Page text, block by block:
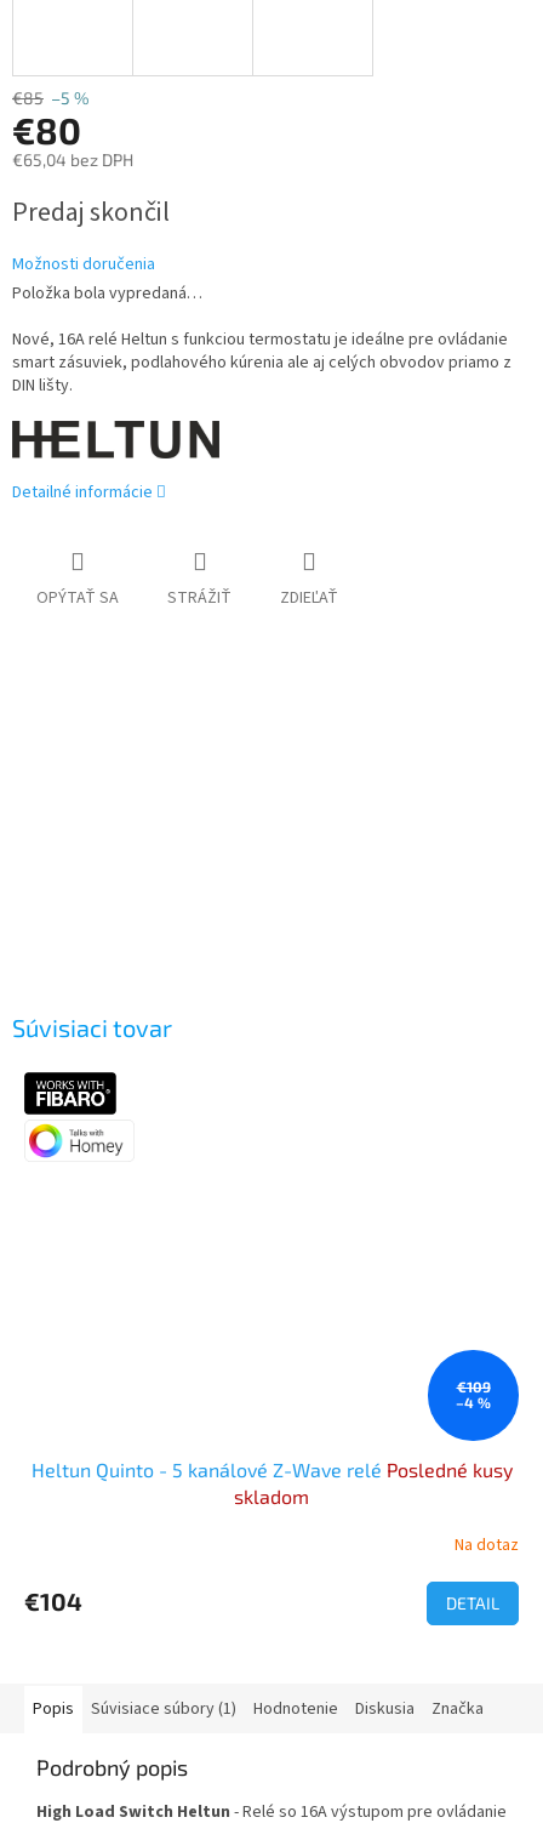
€85 –5 %
€80
€65,04 bez DPH
cena:
Predaj skončil
Možnosti doručenia
Položka bola vypredaná…
Nové, 16A relé Heltun s funkciou termostatu je ideálne pre ovládanie
smart zásuviek, podlahového kúrenia ale aj celých obvodov priamo z
DIN lišty.
Detailné informácie
OPÝTAŤ SA STRÁŽIŤ ZDIEĽAŤ
Súvisiaci tovar
€109
–4 %
Heltun Quinto - 5 kanálové Z-Wave relé Posledné kusy
skladom
produktu
je
hviezdičiek.
Na dotaz
€104 DETAIL
Popis Súvisiace súbory (1) Hodnotenie Diskusia Značka
Podrobný popis
High Load Switch Heltun - Relé so 16A výstupom pre ovládanie